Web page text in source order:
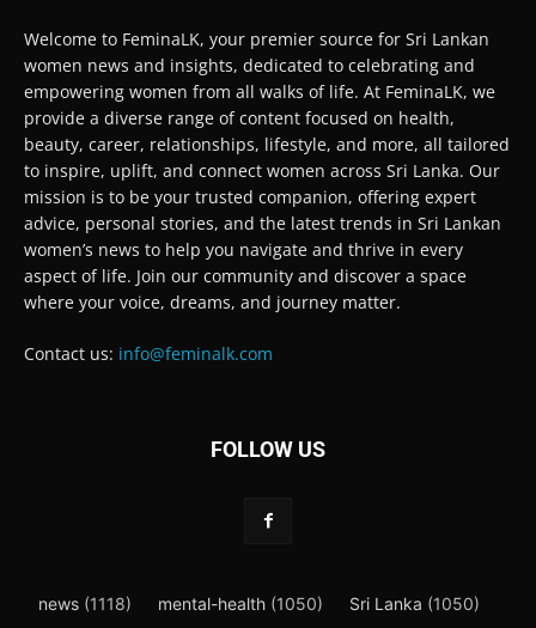
Welcome to FeminaLK, your premier source for Sri Lankan
women news and insights, dedicated to celebrating and
empowering women from all walks of life. At FeminaLK, we
provide a diverse range of content focused on health,
beauty, career, relationships, lifestyle, and more, all tailored
to inspire, uplift, and connect women across Sri Lanka. Our
mission is to be your trusted companion, offering expert
advice, personal stories, and the latest trends in Sri Lankan
women’s news to help you navigate and thrive in every
aspect of life. Join our community and discover a space
where your voice, dreams, and journey matter.
Contact us: info@feminalk.com
FOLLOW US
news (1118) mental-health (1050) Sri Lanka (1050)